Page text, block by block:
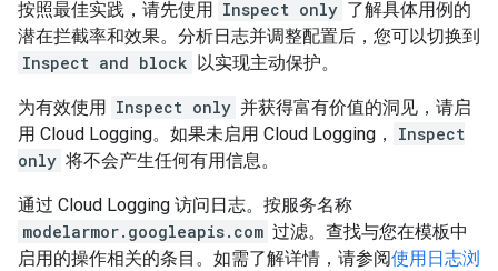
按照最佳实践，请先使用 Inspect only 了解具体用例的
潜在拦截率和效果。分析日志并调整配置后，您可以切换到
Inspect and block 以实现主动保护。
为有效使用 Inspect only 并获得富有价值的洞见，请启
用 Cloud Logging。如果未启用 Cloud Logging，
Inspect
only 将不会产生任何有用信息。
通过 Cloud Logging 访问日志。按服务名称
modelarmor.googleapis.com 过滤。查找与您在模板中
启用的操作相关的条目。如需了解详情，请参阅使用日志浏